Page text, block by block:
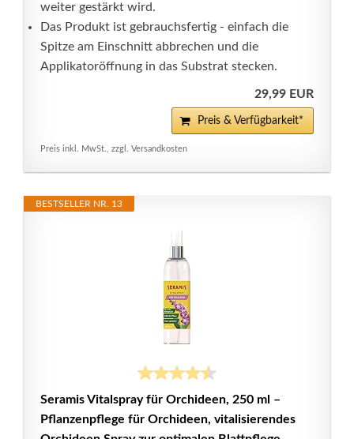
weiter gestärkt wird.
Das Produkt ist gebrauchsfertig - einfach die
Spitze am Einschnitt abbrechen und die
Applikatoröffnung in das Substrat stecken.
29,99 EUR
Preis & Verfügbarkeit*
Preis inkl. MwSt., zzgl. Versandkosten
BESTSELLER NR. 13
Seramis Vitalspray für Orchideen, 250 ml –
Pflanzenpflege für Orchideen, vitalisierendes